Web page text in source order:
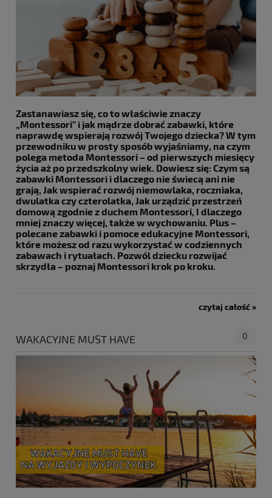
Zastanawiasz się, co to właściwie znaczy
„Montessori” i jak mądrze dobrać zabawki, które
naprawdę wspierają rozwój Twojego dziecka? W tym
przewodniku w prosty sposób wyjaśniamy, na czym
polega metoda Montessori – od pierwszych miesięcy
życia aż po przedszkolny wiek. Dowiesz się: Czym są
zabawki Montessori i dlaczego nie świecą ani nie
grają, Jak wspierać rozwój niemowlaka, roczniaka,
dwulatka czy czterolatka, Jak urządzić przestrzeń
domową zgodnie z duchem Montessori, I dlaczego
mniej znaczy więcej, także w wychowaniu. Plus –
polecane zabawki i pomoce edukacyjne Montessori,
które możesz od razu wykorzystać w codziennych
zabawach i rytuałach. Pozwól dziecku rozwijać
skrzydła – poznaj Montessori krok po kroku.
czytaj całość »
WAKACYJNE MUST HAVE 0